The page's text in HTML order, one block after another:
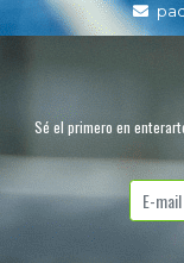
Sé el primero en